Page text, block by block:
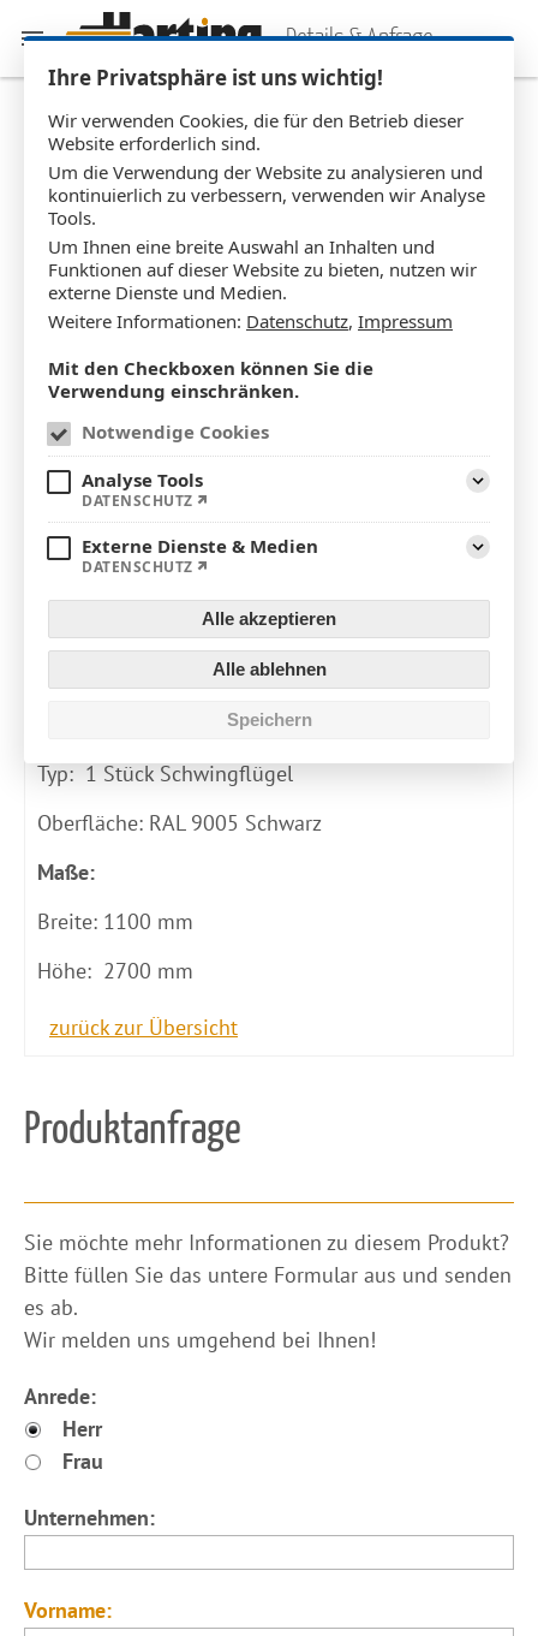
Details & Anfrage
Stahl-Loft-Pendeltür SL_0135
Bildbetrachter öffnen
Material
RAL 9005 Schwarz matt
Einteilige Stahl-Loft-Pendeltür
Typ: 1 Stück Schwingflügel
Oberfläche: RAL 9005 Schwarz
Maße:
Breite: 1100 mm
Höhe: 2700 mm
zurück zur Übersicht
Produktanfrage
​Sie möchte mehr Informationen zu diesem Produkt?
Bitte füllen Sie das untere Formular aus und senden
es ab.
Wir melden uns umgehend bei Ihnen!
Anrede:
Herr
Frau
Unternehmen:
Vorname:
Ihre Privatsphäre ist uns wichtig!
Wir verwenden Cookies, die für den Betrieb dieser
Website erforderlich sind.
Um die Verwendung der Website zu analysieren und
kontinuierlich zu verbessern, verwenden wir Analyse
Tools.
Um Ihnen eine breite Auswahl an Inhalten und
Funktionen auf dieser Website zu bieten, nutzen wir
externe Dienste und Medien.
Weitere Informationen: Datenschutz, Impressum
Mit den Checkboxen können Sie die
Verwendung einschränken.
Notwendige Cookies
Analyse Tools
DATENSCHUTZ
Externe Dienste & Medien
DATENSCHUTZ
Alle akzeptieren
Alle ablehnen
Speichern